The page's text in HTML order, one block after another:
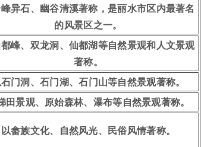
异石、幽谷清溪著称，是丽水市区内最著名
的风景区之一。
峰、双龙洞、仙都湖等自然景观和人文景观
著称。
门洞、石门湖、石门山等自然景观著称。
田景观、原始森林、瀑布等自然景观著称。
以畲族文化、自然风光、民俗风情著称。